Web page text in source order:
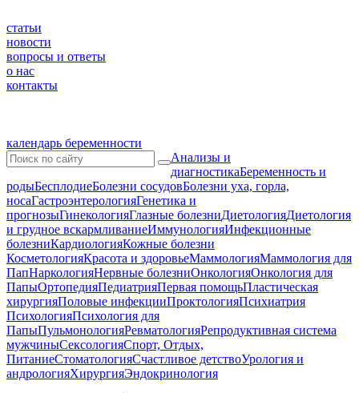
статьи
новости
вопросы и ответы
о нас
контакты
календарь беременности
Анализы и
диагностикаБеременность и
родыБесплодиеБолезни сосудовБолезни уха, горла,
носаГастроэнтерологияГенетика и
прогнозыГинекологияГлазные болезниДиетологияДиетология
и грудное вскармливаниеИммунологияИнфекционные
болезниКардиологияКожные болезни
КосметологияКрасота и здоровьеМаммологияМаммология для
ПапНаркологияНервные болезниОнкологияОнкология для
ПапыОртопедияПедиатрияПервая помощьПластическая
хирургияПоловые инфекцииПроктологияПсихиатрия
ПсихологияПсихология для
ПапыПульмонологияРевматологияРепродуктивная система
мужчиныСексологияСпорт, Отдых,
ПитаниеСтоматологияСчастливое детствоУрология и
андрологияХирургияЭндокринология